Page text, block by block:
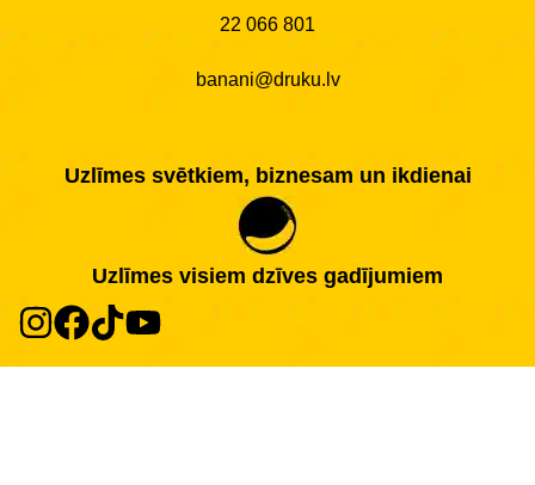
22 066 801
banani@druku.lv
Uzlīmes svētkiem, biznesam un ikdienai
Uzlīmes visiem dzīves gadījumiem